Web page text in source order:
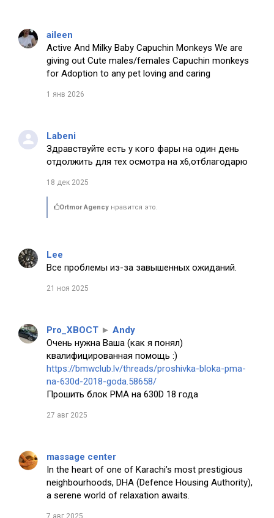
aileen
Active And Milky Baby Capuchin Monkeys We are
giving out Cute males/females Capuchin monkeys
for Adoption to any pet loving and caring
1 янв 2026
Labeni
Здравствуйте есть у кого фары на один день
отдолжить для тех осмотра на х6,отблагодарю
18 дек 2025
Ortmor Agency нравится это.
Lee
Все проблемы из-за завышенных ожиданий.
21 ноя 2025
Pro_XBOCT ► Andy
Очень нужна Ваша (как я понял)
квалифицированная помощь :)
https://bmwclub.lv/threads/proshivka-bloka-pma-
na-630d-2018-goda.58658/
Прошить блок PMA на 630D 18 года
27 авг 2025
massage center
In the heart of one of Karachi’s most prestigious
neighbourhoods, DHA (Defence Housing Authority),
a serene world of relaxation awaits.
7 авг 2025